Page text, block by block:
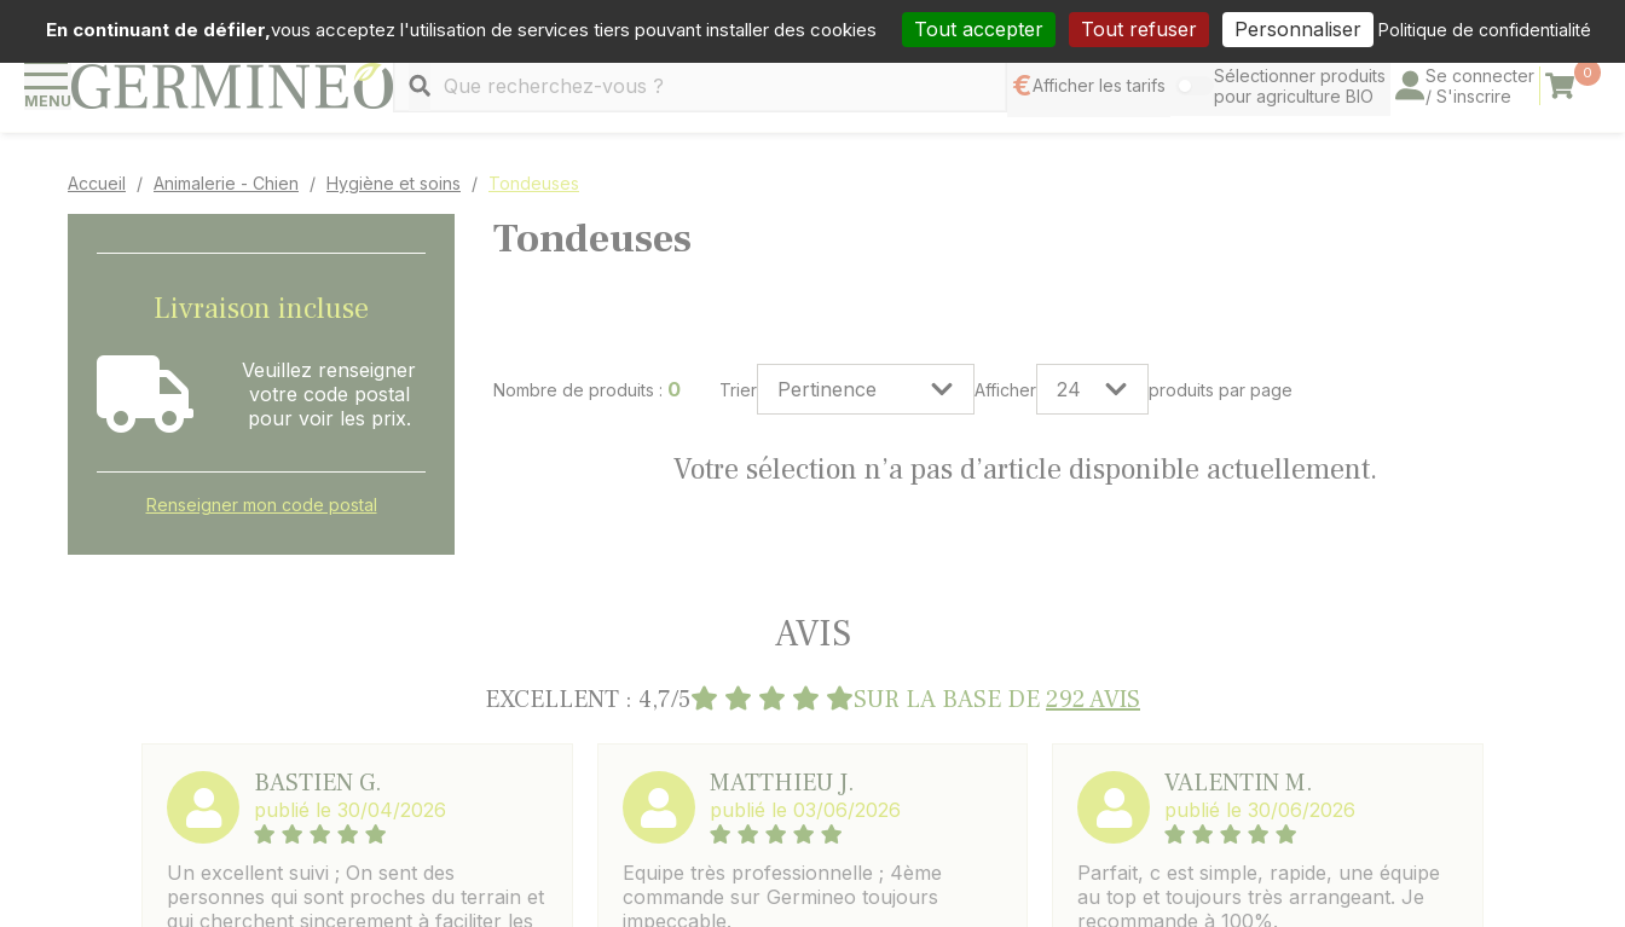
Téléphone : 05 65 77 99 70 Mail : contact@germineo.com Facebook
MENU
Afficher les tarifs
Sélectionner produits
pour agriculture BIO
Se connecter
/ S'inscrire
0
Panier
Accueil Animalerie - Chien Hygiène et soins Tondeuses
Livraison incluse
Veuillez renseigner
votre code postal
pour voir les prix.
Renseigner mon code postal
Tondeuses
Nombre de produits : 0 Trier Afficher produits par page
Votre sélection n’a pas d’article disponible actuellement.
AVIS
EXCELLENT : 4,7/5 SUR LA BASE DE292 AVIS
BASTIEN G.
publié le 30/04/2026
Un excellent suivi ; On sent des
personnes qui sont proches du terrain et
qui cherchent sincerement à faciliter les
MATTHIEU J.
publié le 03/06/2026
Equipe très professionnelle ; 4ème
commande sur Germineo toujours
impeccable.
VALENTIN M.
publié le 30/06/2026
Parfait, c est simple, rapide, une équipe
au top et toujours très arrangeant. Je
recommande à 100%.
En continuant de défiler,vous acceptez l'utilisation de services tiers pouvant installer des cookies Tout accepter Tout refuser Personnaliser Politique de confidentialité